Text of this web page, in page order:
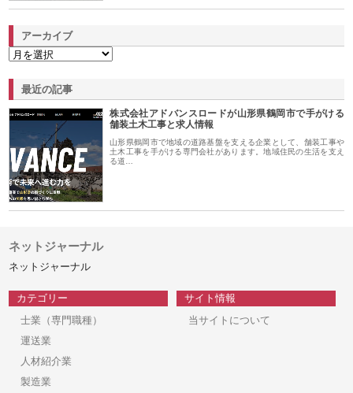
アーカイブ
最近の記事
株式会社アドバンスロードが山形県鶴岡市で手がける
舗装土木工事と求人情報
山形県鶴岡市で地域の道路基盤を支える企業として、舗装工事や
土木工事を手がける専門会社があります。地域住民の生活を支え
る道…
ネットジャーナル
ネットジャーナル
カテゴリー
士業（専門職種）
運送業
人材紹介業
製造業
サイト情報
当サイトについて